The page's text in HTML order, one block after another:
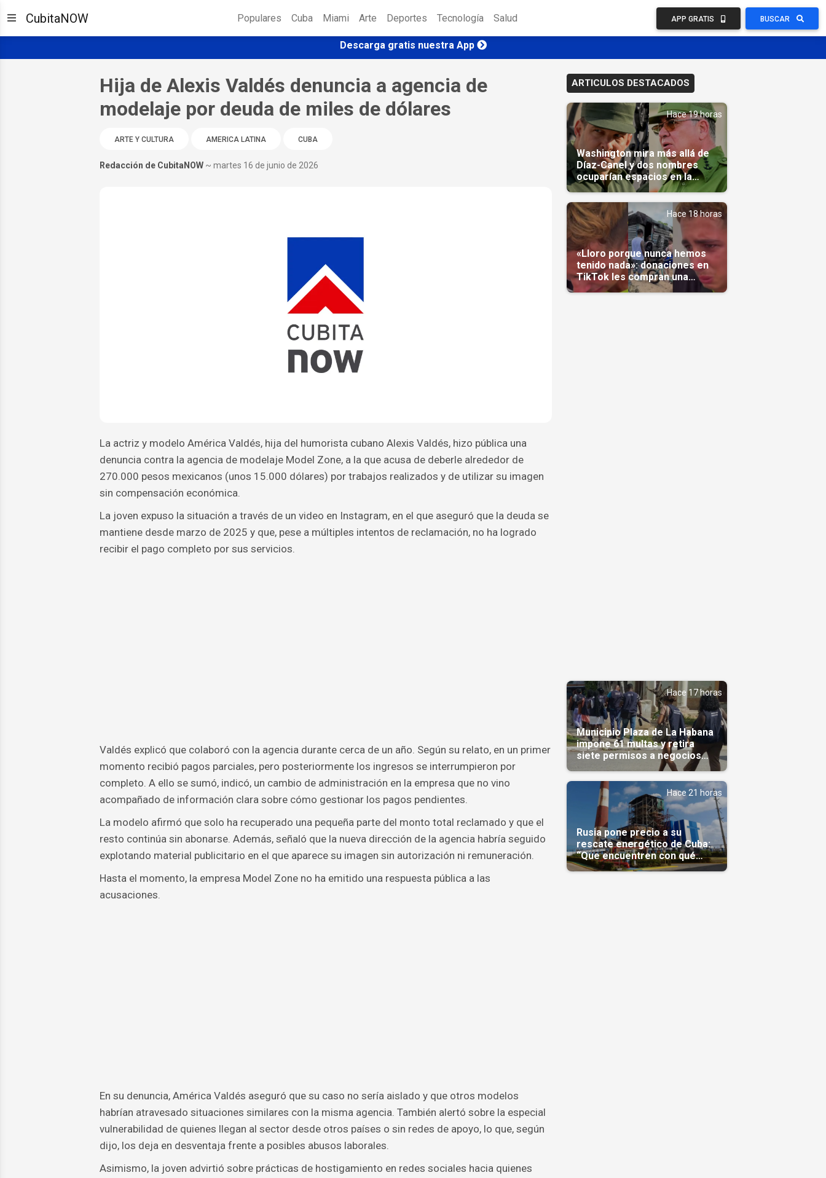
CubitaNOW Populares Cuba Miami Arte Deportes Tecnología Salud APP GRATIS BUSCAR
Descarga gratis nuestra App
Hija de Alexis Valdés denuncia a agencia de
modelaje por deuda de miles de dólares
ARTE Y CULTURA AMERICA LATINA CUBA
Redacción de CubitaNOW ~ martes 16 de junio de 2026
La actriz y modelo América Valdés, hija del humorista cubano Alexis Valdés, hizo pública una
denuncia contra la agencia de modelaje Model Zone, a la que acusa de deberle alrededor de
270.000 pesos mexicanos (unos 15.000 dólares) por trabajos realizados y de utilizar su imagen
sin compensación económica.
La joven expuso la situación a través de un video en Instagram, en el que aseguró que la deuda se
mantiene desde marzo de 2025 y que, pese a múltiples intentos de reclamación, no ha logrado
recibir el pago completo por sus servicios.
Valdés explicó que colaboró con la agencia durante cerca de un año. Según su relato, en un primer
momento recibió pagos parciales, pero posteriormente los ingresos se interrumpieron por
completo. A ello se sumó, indicó, un cambio de administración en la empresa que no vino
acompañado de información clara sobre cómo gestionar los pagos pendientes.
La modelo afirmó que solo ha recuperado una pequeña parte del monto total reclamado y que el
resto continúa sin abonarse. Además, señaló que la nueva dirección de la agencia habría seguido
explotando material publicitario en el que aparece su imagen sin autorización ni remuneración.
Hasta el momento, la empresa Model Zone no ha emitido una respuesta pública a las
acusaciones.
En su denuncia, América Valdés aseguró que su caso no sería aislado y que otros modelos
habrían atravesado situaciones similares con la misma agencia. También alertó sobre la especial
vulnerabilidad de quienes llegan al sector desde otros países o sin redes de apoyo, lo que, según
dijo, los deja en desventaja frente a posibles abusos laborales.
Asimismo, la joven advirtió sobre prácticas de hostigamiento en redes sociales hacia quienes
ARTICULOS DESTACADOS
Hace 19 horas
Washington mira más allá de
Díaz-Canel y dos nombres
ocuparían espacios en la
transición
Hace 18 horas
«Lloro porque nunca hemos
tenido nada»: donaciones en
TikTok les compran una
casa(Video)
Hace 17 horas
Municipio Plaza de La Habana
impone 61 multas y retira
siete permisos a negocios
Hace 21 horas
Rusia pone precio a su
rescate energético de Cuba:
“Que encuentren con qué
pagarnos”